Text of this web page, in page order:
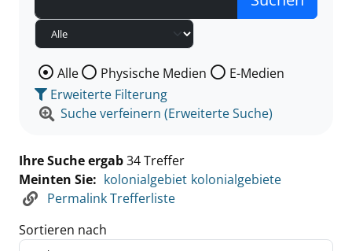
Wählen Sie die Medienart nach der Sie suchen wollen.
Alle Physische Medien
E-Medien
Erweiterte Filterung
Suche verfeinern (Erweiterte Suche)
Ihre Suche ergab34 Treffer
Meinten Sie: kolonialgebiet kolonialgebiete
Permalink Trefferliste
Sortieren nach